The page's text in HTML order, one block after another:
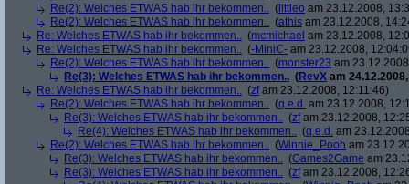
Re(2): Welches ETWAS hab ihr bekommen.. ( littleo am 23.12.2008,
Re(2): Welches ETWAS hab ihr bekommen.. (athis am 23.12.2008,
Re: Welches ETWAS hab ihr bekommen.. (mcmichael am 23.12.2008,
Re: Welches ETWAS hab ihr bekommen.. (-MiniC- am 23.12.2008,
Re(2): Welches ETWAS hab ihr bekommen.. (monster23 am
Re(3): Welches ETWAS hab ihr bekommen.. (RevX am
Re: Welches ETWAS hab ihr bekommen.. (zfam 23.12.2008, 12:11:46)
Re(2): Welches ETWAS hab ihr bekommen.. (q.e.d. am 23.12.2008,
Re(3): Welches ETWAS hab ihr bekommen.. (zfam 23.12.2008,
Re(4): Welches ETWAS hab ihr bekommen.. (q.e.d. am
Re(2): Welches ETWAS hab ihr bekommen.. (Winnie_Pooh am
Re(3): Welches ETWAS hab ihr bekommen.. (Games2Game am
Re(3): Welches ETWAS hab ihr bekommen.. (zfam 23.12.2008,